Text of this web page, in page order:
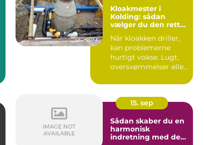
Kloakmester i
Kolding: sådan
vælger du den rette
Når kloakken driller,
kan problemerne
hurtigt vokse. Lugt,
oversvømmelser eller
15. sep
Sådan skaber du en
harmonisk
indretning med de